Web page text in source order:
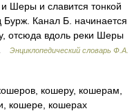
Шеры и славится тонкой
Бурж. Канал Б. начинается
отсюда вдоль реки Шеры
Энциклопедический словарь Ф.А.
кошеру, кошерам,
кошере, кошерах